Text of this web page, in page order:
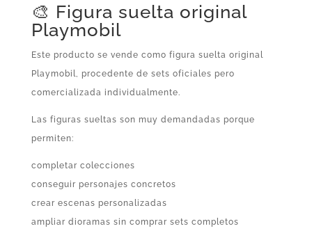
🎨 Figura suelta original
Playmobil
Este producto se vende como figura suelta original
Playmobil, procedente de sets oficiales pero
comercializada individualmente.
Las figuras sueltas son muy demandadas porque
permiten:
completar colecciones
conseguir personajes concretos
crear escenas personalizadas
ampliar dioramas sin comprar sets completos